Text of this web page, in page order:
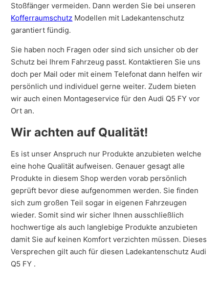
Stoßfänger vermeiden. Dann werden Sie bei unseren
Kofferraumschutz Modellen mit Ladekantenschutz
garantiert fündig.
Sie haben noch Fragen oder sind sich unsicher ob der
Schutz bei Ihrem Fahrzeug passt. Kontaktieren Sie uns
doch per Mail oder mit einem Telefonat dann helfen wir
persönlich und individuel gerne weiter. Zudem bieten
wir auch einen Montageservice für den Audi Q5 FY vor
Ort an.
Wir achten auf Qualität!
Es ist unser Anspruch nur Produkte anzubieten welche
eine hohe Qualität aufweisen. Genauer gesagt alle
Produkte in diesem Shop werden vorab persönlich
geprüft bevor diese aufgenommen werden. Sie finden
sich zum großen Teil sogar in eigenen Fahrzeugen
wieder. Somit sind wir sicher Ihnen ausschließlich
hochwertige als auch langlebige Produkte anzubieten
damit Sie auf keinen Komfort verzichten müssen. Dieses
Versprechen gilt auch für diesen Ladekantenschutz Audi
Q5 FY .